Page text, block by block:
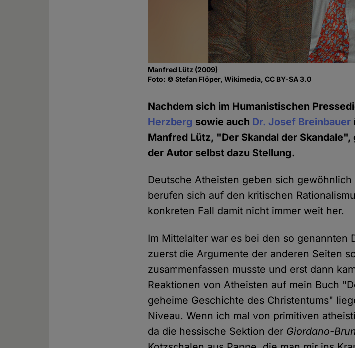
Manfred Lütz (2009)
Foto: © Stefan Flöper, Wikimedia, CC BY-SA 3.0
Nachdem sich im Humanistischen
Herzberg sowie auch Dr. Josef Breinbauer
Manfred Lütz, "Der Skandal der
der Autor selbst dazu Stellung.
Deutsche Atheisten geben sich
berufen sich auf den kritischen
konkreten Fall damit nicht immer weit her.
Im Mittelalter war es bei den so genannten
zuerst die Argumente der anderen Seiten
zusammenfassen musste und erst dann
Reaktionen von Atheisten auf mein Buch
geheime Geschichte des Christentums"
Niveau. Wenn ich mal von primitiven
da die hessische Sektion der Giordano-